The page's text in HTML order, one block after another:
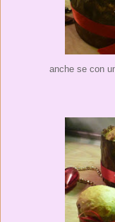
anche se con